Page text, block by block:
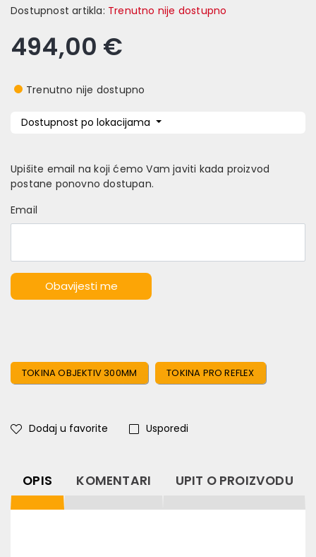
Dostupnost artikla: Trenutno nije dostupno
494,00 €
Trenutno nije dostupno
Dostupnost po lokacijama
Upišite email na koji ćemo Vam javiti kada proizvod
postane ponovno dostupan.
Email
Obavijesti me
TOKINA OBJEKTIV 300MM TOKINA PRO REFLEX
Dodaj u favorite Usporedi
OPIS KOMENTARI UPIT O PROIZVODU